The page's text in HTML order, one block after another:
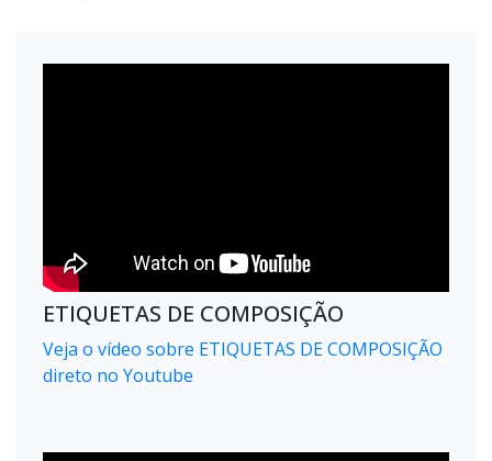
ETIQUETAS DE COMPOSIÇÃO
Veja o vídeo sobre ETIQUETAS DE COMPOSIÇÃO
direto no Youtube